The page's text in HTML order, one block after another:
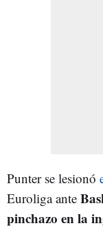
Punter se lesionó
Euroliga ante
pinchazo en la